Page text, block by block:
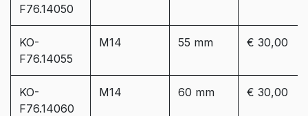
F76.14050
KO-
F76.14055
M14 55 mm € 30,00
KO-
F76.14060
M14 60 mm € 30,00